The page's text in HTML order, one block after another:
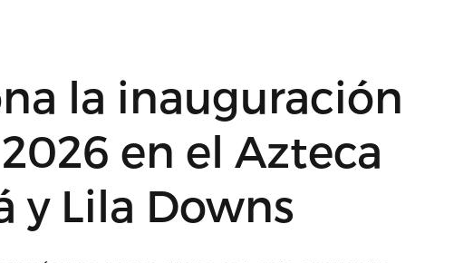
la inauguración
en el Azteca
y Lila Downs